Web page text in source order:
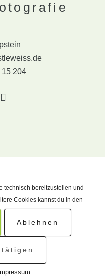
15 204
Castle-Weiss,
technisch bereitzustellen und
Cookies kannst du in den
Ablehnen
Impressum